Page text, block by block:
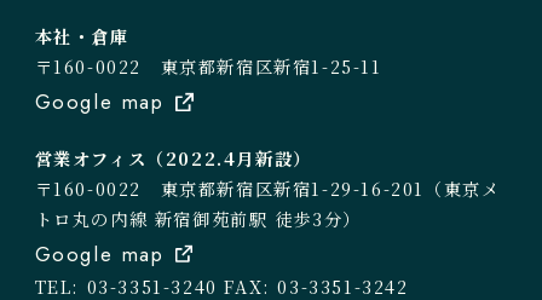
本社・倉庫
〒160-0022 東京都新宿区新宿1-25-11
Google map
営業オフィス（2022.4月新設）
〒160-0022 東京都新宿区新宿1-29-16-201（東京メ
トロ丸の内線 新宿御苑前駅 徒歩3分）
Google map
TEL: 03-3351-3240 FAX: 03-3351-3242